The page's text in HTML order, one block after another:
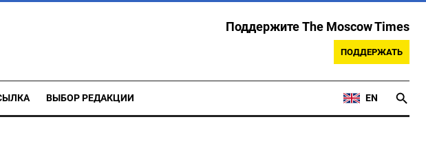
Поддержите The Moscow Times
ПОДДЕРЖАТЬ
ВЫБОР РЕДАКЦИИ EN